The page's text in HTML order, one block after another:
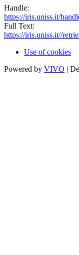
Handle:
https://iris.uniss.it/
Full Text:
https://iris.uniss.it//
Use of cookies
Powered by VIVO |